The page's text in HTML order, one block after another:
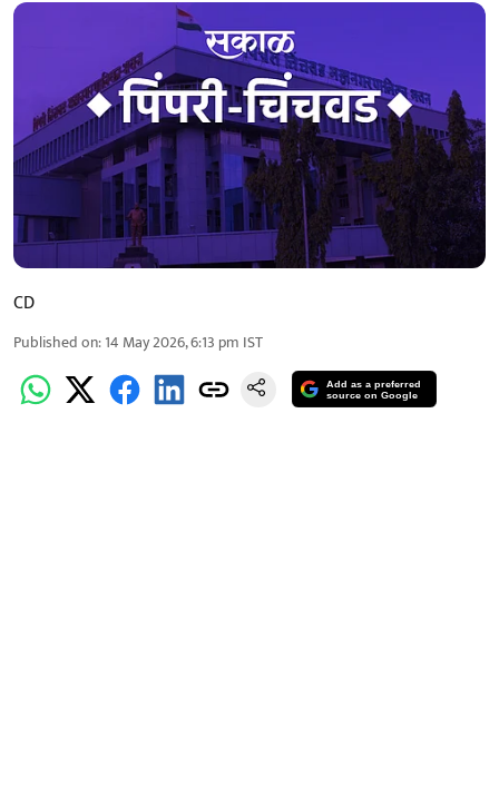
CD
Published on:14 May 2026, 6:13 pm IST
Add as a preferred
source on Google